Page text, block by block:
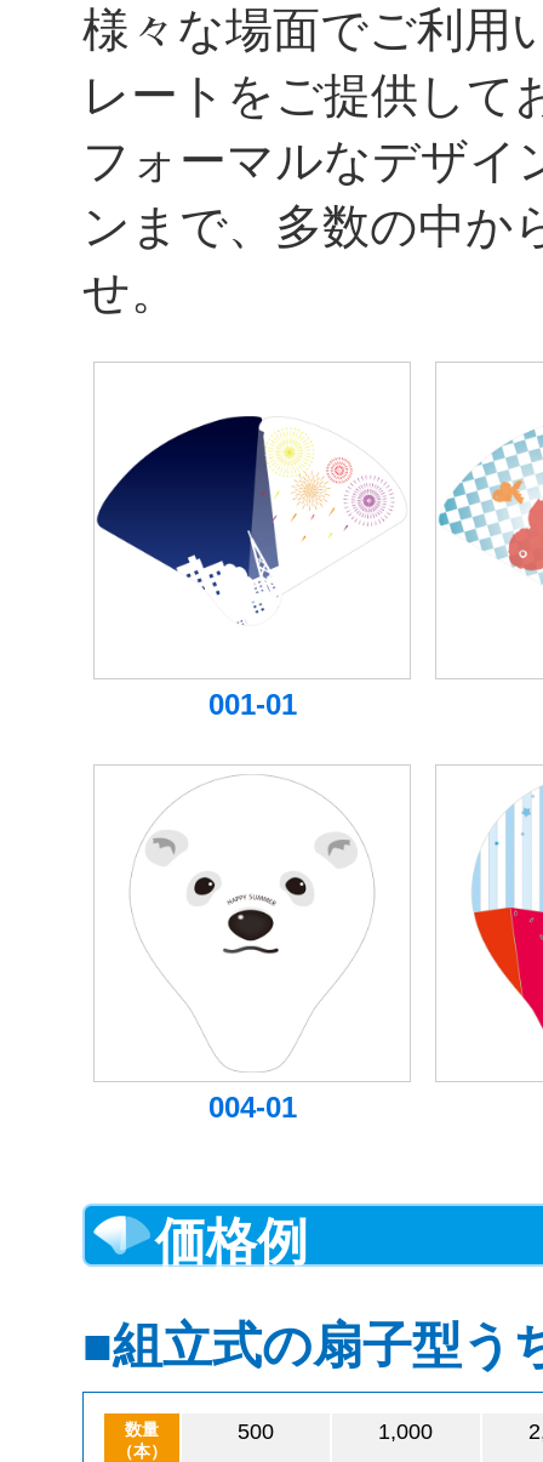
様々な場面でご利用
レートをご提供して
フォーマルなデザイ
ンまで、多数の中か
せ。
001-01
004-01
価格例
■組立式の扇子型う
数量
（本）
500 1,000